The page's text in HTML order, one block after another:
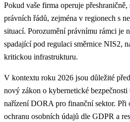
Pokud vaše firma operuje
právních řádů, zejména v regionech s
situací. Porozumění právnímu rámci je
spadající pod regulaci směrnice NIS2,
kritickou infrastrukturu.
V kontextu roku 2026 jsou důležité
nový zákon o kybernetické
nařízení DORA pro finanční sektor. Při
ochranu osobních údajů dle GDPR a